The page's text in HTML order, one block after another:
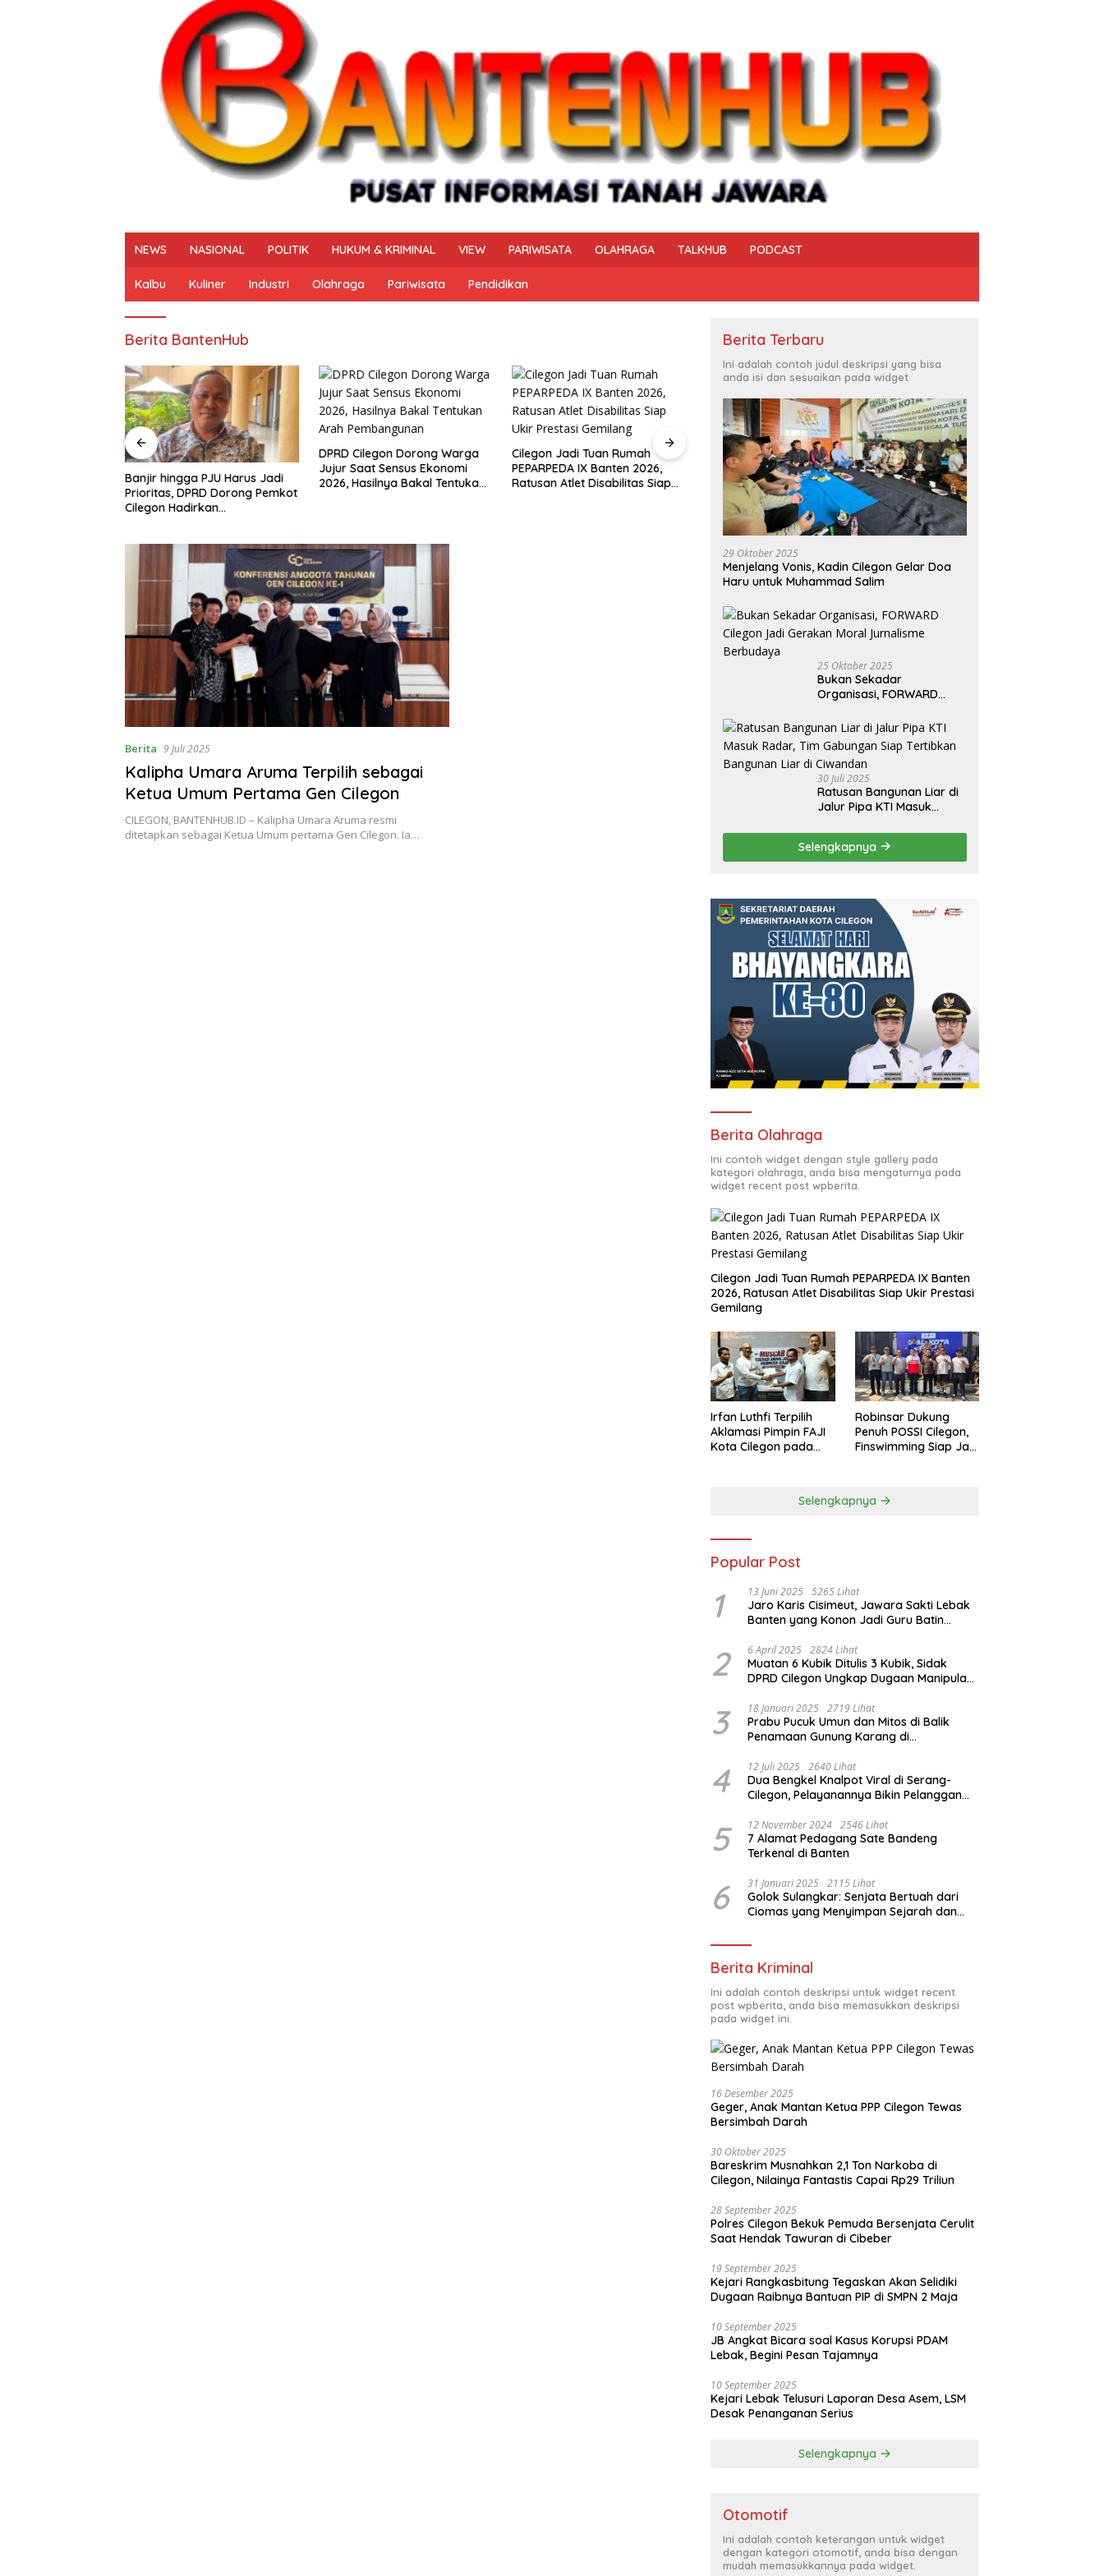
NEWS NASIONAL POLITIK HUKUM & KRIMINAL VIEW PARIWISATA OLAHRAGA TALKHUB PODCAST
Kalbu Kuliner Industri Olahraga Pariwisata Pendidikan
Berita BantenHub
Banjir hingga PJU Harus Jadi
Prioritas, DPRD Dorong Pemkot
Cilegon Hadirkan
DPRD Cilegon Dorong Warga
Jujur Saat Sensus Ekonomi
2026, Hasilnya Bakal Tentukan
Cilegon Jadi Tuan Rumah
PEPARPEDA IX Banten 2026,
Ratusan Atlet Disabilitas Siap
DPRD dan HMI Bersinergi Kawal
Penegakan Perda, Tempat
Hiburan Bermasalah Jadi
Sorotan
Irfan Luthfi Terpilih Aklamasi
Pimpin FAJI Kota Cilegon pada
Muscab I 2026
Berita 9 Juli 2025
Kalipha Umara Aruma Terpilih sebagai
Ketua Umum Pertama Gen Cilegon
CILEGON, BANTENHUB.ID – Kalipha Umara Aruma resmi
ditetapkan sebagai Ketua Umum pertama Gen Cilegon. Ia…
Berita Terbaru
Ini adalah contoh judul deskripsi yang bisa
anda isi dan sesuaikan pada widget
29 Oktober 2025
Menjelang Vonis, Kadin Cilegon Gelar Doa
Haru untuk Muhammad Salim
25 Oktober 2025
Bukan Sekadar
Organisasi, FORWARD
Moral Jurnalisme
Berbudaya
30 Juli 2025
Ratusan Bangunan Liar di
Jalur Pipa KTI Masuk
Tertibkan Bangunan Liar di
Ciwandan
Selengkapnya
Berita Olahraga
Ini contoh widget dengan style gallery pada
kategori olahraga, anda bisa mengaturnya pada
widget recent post wpberita.
Cilegon Jadi Tuan Rumah PEPARPEDA IX Banten
2026, Ratusan Atlet Disabilitas Siap Ukir Prestasi
Gemilang
Irfan Luthfi Terpilih
Aklamasi Pimpin FAJI
Kota Cilegon pada
Robinsar Dukung
Penuh POSSI Cilegon,
Finswimming Siap Jadi
Selengkapnya
Popular Post
1 13 Juni 2025 5265 Lihat
Jaro Karis Cisimeut, Jawara Sakti Lebak
Banten yang Konon Jadi Guru Batin
2 6 April 2025 2824 Lihat
Muatan 6 Kubik Ditulis 3 Kubik, Sidak
DPRD Cilegon Ungkap Dugaan Manipulasi
3 18 Januari 2025 2719 Lihat
Prabu Pucuk Umun dan Mitos di Balik
Penamaan Gunung Karang di
4 12 Juli 2025 2640 Lihat
Dua Bengkel Knalpot Viral di Serang-
Cilegon, Pelayanannya Bikin Pelanggan
5 12 November 2024 2546 Lihat
7 Alamat Pedagang Sate Bandeng
Terkenal di Banten
6 31 Januari 2025 2115 Lihat
Golok Sulangkar: Senjata Bertuah dari
Ciomas yang Menyimpan Sejarah dan
Berita Kriminal
Ini adalah contoh deskripsi untuk widget recent
post wpberita, anda bisa memasukkan deskripsi
pada widget ini.
16 Desember 2025
Geger, Anak Mantan Ketua PPP Cilegon Tewas
Bersimbah Darah
30 Oktober 2025
Bareskrim Musnahkan 2,1 Ton Narkoba di
Cilegon, Nilainya Fantastis Capai Rp29 Triliun
28 September 2025
Polres Cilegon Bekuk Pemuda Bersenjata Cerulit
Saat Hendak Tawuran di Cibeber
19 September 2025
Kejari Rangkasbitung Tegaskan Akan Selidiki
Dugaan Raibnya Bantuan PIP di SMPN 2 Maja
10 September 2025
JB Angkat Bicara soal Kasus Korupsi PDAM
Lebak, Begini Pesan Tajamnya
10 September 2025
Kejari Lebak Telusuri Laporan Desa Asem, LSM
Desak Penanganan Serius
Selengkapnya
Otomotif
Ini adalah contoh keterangan untuk widget
dengan kategori otomotif, anda bisa dengan
mudah memasukkannya pada widget.